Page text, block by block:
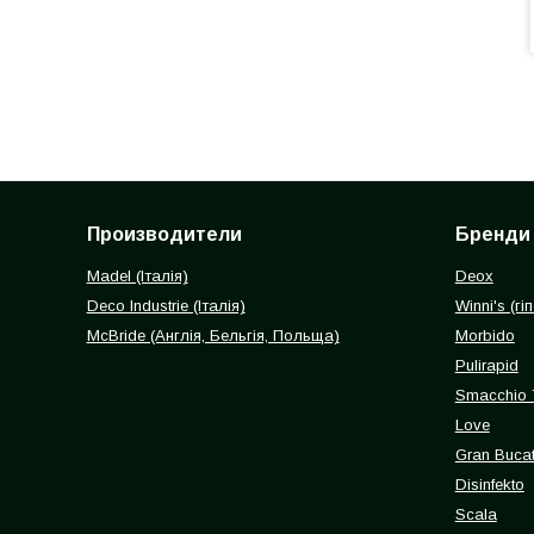
Производители
Madel (Італія)
Deco Industrie (Італія)
McBride (Англія, Бельгія, Польща)
Бренди
Deox
Winni's
Morbido
Pulirapid
Smacchio
Love
Gran
Disinfekto
Scala